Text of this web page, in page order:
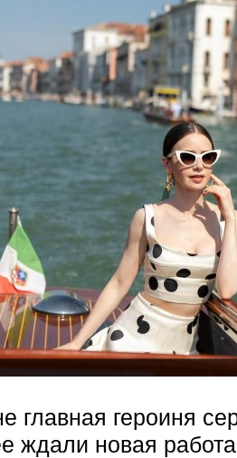
главная героиня
ждали новая